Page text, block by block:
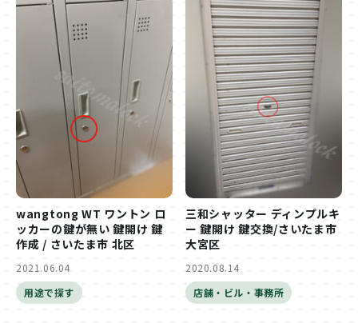
wangtong WT ワントン ロ
ッカーの鍵が無い 鍵開け 鍵
作成 / さいたま市 北区
2021.06.04
用途で探す
三和シャッター ディンプルキ
ー 鍵開け 鍵交換/さいたま市
大宮区
2020.08.14
店舗・ビル・事務所